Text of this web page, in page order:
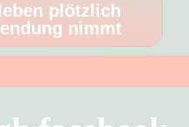
plötzlich
nimmt